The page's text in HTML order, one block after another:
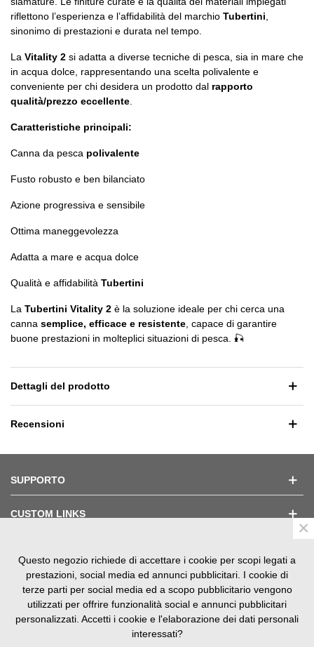
riflettono l’esperienza e l’affidabilità del marchio Tubertini
sinonimo di prestazioni e durata nel tempo.
La Vitality 2 si adatta a diverse tecniche di pesca, sia in mare che
in acqua dolce, rappresentando una scelta polivalente e
conveniente per chi desidera un prodotto dal rapporto
qualità/prezzo eccellente
Caratteristiche principali:
Canna da pesca polivalente
Fusto robusto e ben bilanciato
Azione progressiva e sensibile
Ottima maneggevolezza
Adatta a mare e acqua dolce
Qualità e affidabilità Tubertini
La Tubertini Vitality 2 è la soluzione ideale per chi cerca una
canna semplice, efficace e resistente , capace di garantire
buone prestazioni in molteplici situazioni di pesca. 🎣
Dettagli del prodotto
Recensioni
SUPPORTO
CUSTOM LINKS
TESTIMONIAL
Questo negozio richiede di accettare i cookie per scopi legati a
prestazioni, social media ed annunci pubblicitari. I cookie di
terze parti per social media ed a scopo pubblicitario vengono
utilizzati per offrire funzionalità social e annunci pubblicitari
personalizzati. Accetti i cookie e l'elaborazione dei dati personali
interessati?
×